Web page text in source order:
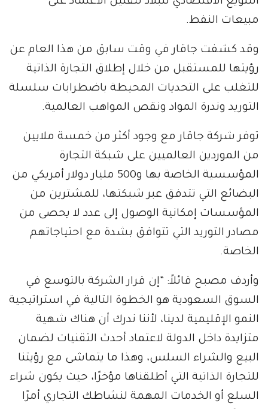
مبيعات النفط.
وقد كشفت جاقار في وقت سابق من هذا العام عن
رؤيتها للمستقبل من خلال إطلاق التجارة الذاتية
للتغلب على التحديات المحيطة باضطرابات سلسلة
التوريد وندرة المواد ونقص المواهب العالمية.
توفر شركة جاقار مع وجود أكثر من خمسة ملايين
من الموردين العالميين على شبكة التجارة
المؤسسية الخاصة بها و500 مليار دولار أمريكي من
البضائع التي تتدفق عبر شبكتها، للمشترين من
المؤسسات إمكانية الوصول إلى عدد لا يحصى من
مصادر التوريد التي تتوافق بشدة مع احتياجاتهم
الخاصة.
وأردف مصبح قائلاً: “إن قرار الشركة بالتوسع في
السوق السعودية هو الخطوة التالية في استراتيجية
النمو الإقليمية لدينا، لأننا ندرك أن هناك شهية
متزايدة داخل الدولة لاعتماد أحدث التقنيات لضمان
البيع والشراء السلس، وهذا ما يتماشى مع رؤيتنا
للتجارة الذاتية التي أطلقناها مؤخرًا، حيث يكون شراء
السلع أو الخدمات المهمة لنشاطك التجاري أمرًا